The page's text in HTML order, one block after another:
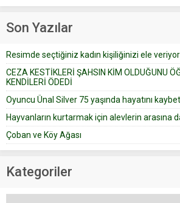
Çoban koyunları alır gider. Aylar...
Son Yazılar
Resimde seçtiğiniz kadın kişiliğinizi ele
CEZA KESTİKLERİ ŞAHSIN KİM OLDUĞUNU
KENDİLERİ ÖDEDİ
Oyuncu Ünal Silver 75 yaşında hayatını
Hayvanların kurtarmak için alevlerin arasına
Çoban ve Köy Ağası
Kategoriler